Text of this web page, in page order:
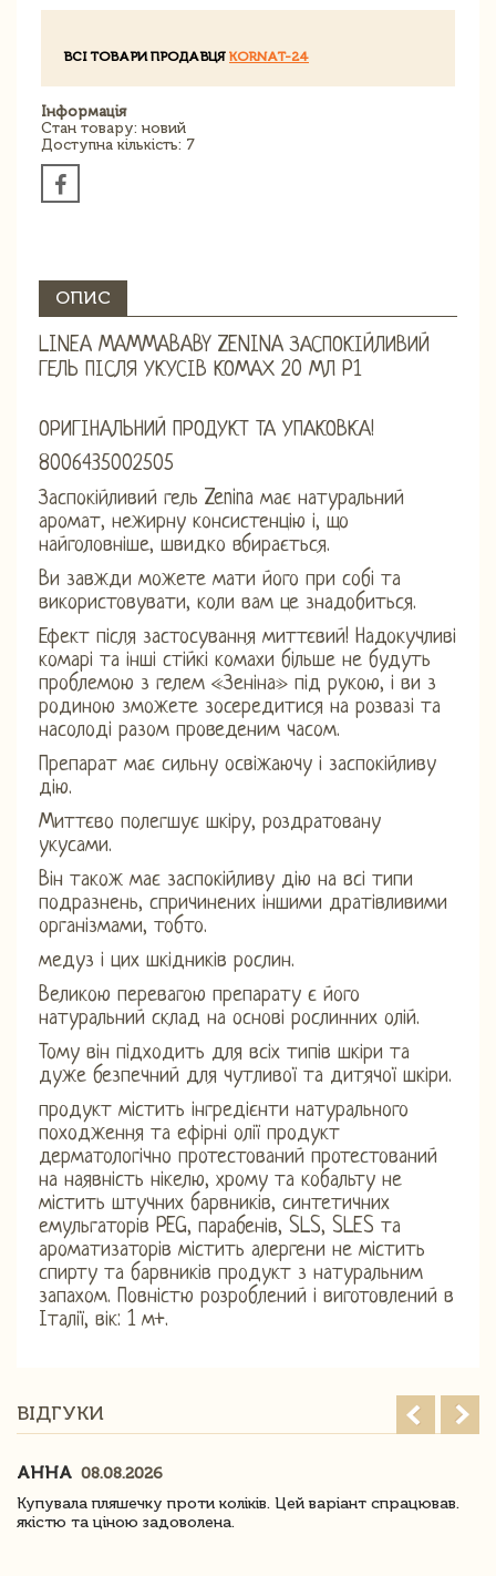
ВСІ ТОВАРИ ПРОДАВЦЯ KORNAT-24
Інформація
Стан товару: новий
Доступна кількість: 7
ОПИС
LINEA MAMMABABY ZENINA ЗАСПОКІЙЛИВИЙ
ГЕЛЬ ПІСЛЯ УКУСІВ КОМАХ 20 МЛ P1
ОРИГІНАЛЬНИЙ ПРОДУКТ ТА УПАКОВКА!
8006435002505
Заспокійливий гель Zenina має натуральний
аромат, нежирну консистенцію і, що
найголовніше, швидко вбирається.
Ви завжди можете мати його при собі та
використовувати, коли вам це знадобиться.
Ефект після застосування миттєвий! Надокучливі
комарі та інші стійкі комахи більше не будуть
проблемою з гелем «Зеніна» під рукою, і ви з
родиною зможете зосередитися на розвазі та
насолоді разом проведеним часом.
Препарат має сильну освіжаючу і заспокійливу
дію.
Миттєво полегшує шкіру, роздратовану
укусами.
Він також має заспокійливу дію на всі типи
подразнень, спричинених іншими дратівливими
організмами, тобто.
медуз і цих шкідників рослин.
Великою перевагою препарату є його
натуральний склад на основі рослинних олій.
Тому він підходить для всіх типів шкіри та
дуже безпечний для чутливої ​​та дитячої шкіри.
продукт містить інгредієнти натурального
походження та ефірні олії продукт
дерматологічно протестований протестований
на наявність нікелю, хрому та кобальту не
містить штучних барвників, синтетичних
емульгаторів PEG, парабенів, SLS, SLES та
ароматизаторів містить алергени не містить
спирту та барвників продукт з натуральним
запахом. Повністю розроблений і виготовлений в
Італії, вік: 1 м+.
ВІДГУКИ
АННА 08.08.2026
Купувала пляшечку проти коліків. Цей варіант спрацював.
якістю та ціною задоволена.